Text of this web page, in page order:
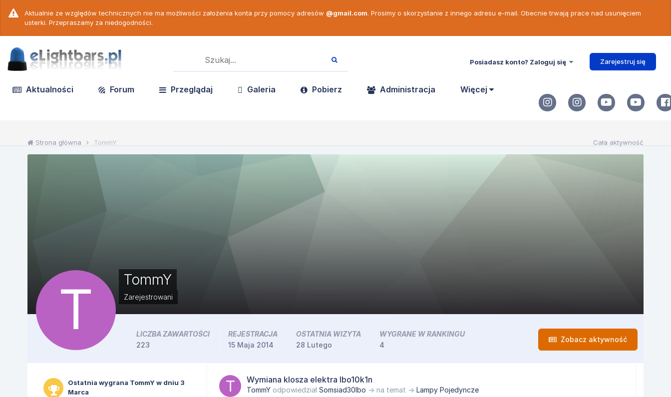
Aktualnie ze względów technicznych nie ma możliwości założenia konta przy pomocy adresów @gmail.com. Prosimy o skorzystanie z innego adresu e-mail. Obecnie trwają prace nad usunięciem
usterki. Przepraszamy za niedogodności.
Posiadasz konto? Zaloguj się Zarejestruj się
Aktualności Forum Przeglądaj Galeria Pobierz Administracja Więcej
Cała aktywność
Strona główna TommY
TommY
Zarejestrowani
Zobacz aktywność
LICZBA ZAWARTOŚCI
223
REJESTRACJA
15 Maja 2014
OSTATNIA WIZYTA
28 Lutego
WYGRANE W RANKINGU
4
Ostatnia wygrana TommY w dniu 3
Marca
Wymiana klosza elektra lbo10k1n
TommY odpowiedział Somsiad30lbo → na temat → Lampy Pojedyncze